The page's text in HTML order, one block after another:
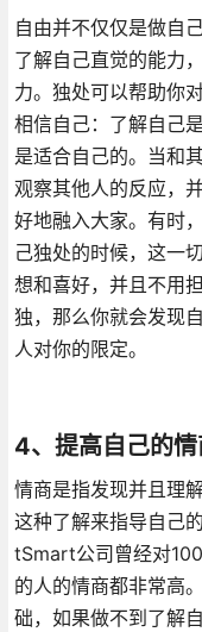
自由并不仅仅是做自
了解自己直觉的能力
力。独处可以帮助你
相信自己：了解自己
是适合自己的。当和
观察其他人的反应，
好地融入大家。有时
己独处的时候，这一
想和喜好，并且不用
独，那么你就会发现
人对你的限定。
4、提高自己的情
情商是指发现并且理
这种了解来指导自己
tSmart公司曾经对
的人的情商都非常高
础，如果做不到了解